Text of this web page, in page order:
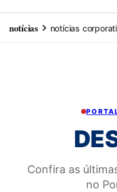
notícias notícias
Confira as
no